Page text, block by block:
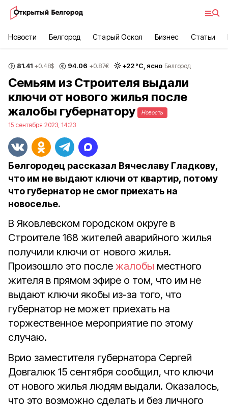
Новости Белгород Старый Оскол Бизнес Статьи
81.41 +0.48$ 94.06 +0.87€ +22°С, ясно Белгород
Семьям из Строителя выдали
ключи от нового жилья после
жалобы губернатору
Новость
15 сентября 2023, 14:23
Белгородец рассказал Вячеславу Гладкову,
что им не выдают ключи от квартир, потому
что губернатор не смог приехать на
новоселье.
В Яковлевском городском округе в
Строителе 168 жителей аварийного жилья
получили ключи от нового жилья.
Произошло это после жалобы местного
жителя в прямом эфире о том, что им не
выдают ключи якобы из-за того, что
губернатор не может приехать на
торжественное мероприятие по этому
случаю.
Врио заместителя губернатора Сергей
Довгалюк 15 сентября сообщил, что ключи
от нового жилья людям выдали. Оказалось,
что это возможно сделать и без личного